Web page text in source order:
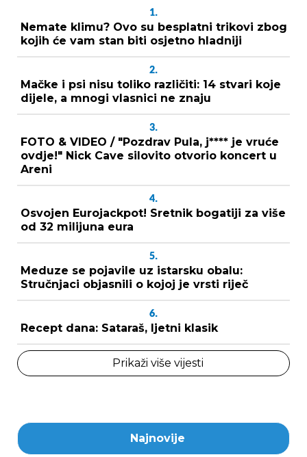
1.
Nemate klimu? Ovo su besplatni trikovi zbog
kojih će vam stan biti osjetno hladniji
2.
Mačke i psi nisu toliko različiti: 14 stvari koje
dijele, a mnogi vlasnici ne znaju
3.
FOTO & VIDEO / "Pozdrav Pula, j**** je vruće
ovdje!" Nick Cave silovito otvorio koncert u
Areni
4.
Osvojen Eurojackpot! Sretnik bogatiji za više
od 32 milijuna eura
5.
Meduze se pojavile uz istarsku obalu:
Stručnjaci objasnili o kojoj je vrsti riječ
6.
Recept dana: Sataraš, ljetni klasik
Prikaži više vijesti
Najnovije